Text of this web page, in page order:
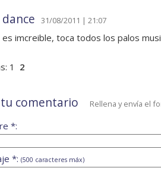
dance 31/08/2011 | 21:07
es imcreible, toca todos los palos
1 2
comentario Rellena y envía el
*:
*: (500 caracteres máx)